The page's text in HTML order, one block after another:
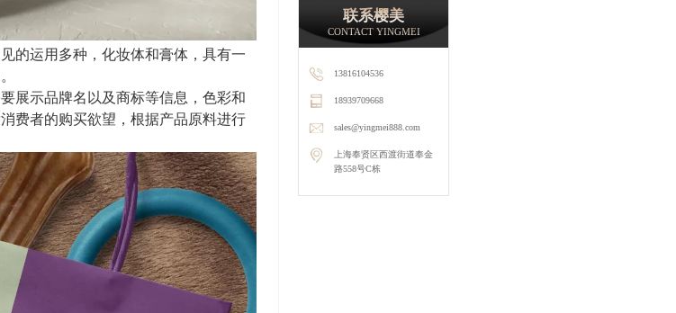
联系樱美
CONTACT YINGMEI
13816104536
18939709668
sales@yingmei888.com
上海奉贤区西渡街道奉金
路558号C栋
的运用多种，化妆体和膏体，具有一
展示品牌名以及商标等信息，色彩和
费者的购买欲望，根据产品原料进行